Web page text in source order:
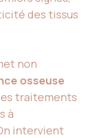
des tissus
non
osseuse
traitements
à
intervient